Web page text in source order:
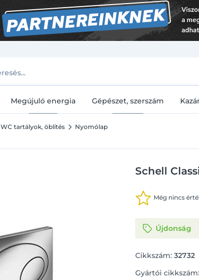
Megújuló energia Gépészet, szerszám
WC tartályok, öblítés Nyomólap
Schell
Még nincs
Újdonság
Cikkszám: 32732
Gyártói cikkszám: